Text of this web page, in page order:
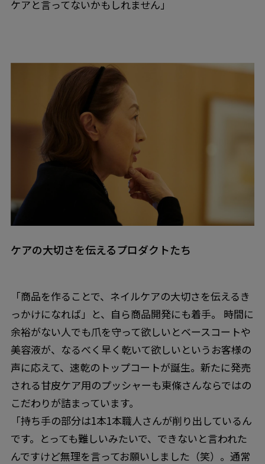
ケアと言ってないかもしれません」
ケアの大切さを伝えるプロダクトたち
「商品を作ることで、ネイルケアの大切さを伝えるき
っかけになれば」と、自ら商品開発にも着手。 時間に
余裕がない人でも爪を守って欲しいとベースコートや
美容液が、なるべく早く乾いて欲しいというお客様の
声に応えて、速乾のトップコートが誕生。新たに発売
される甘皮ケア用のプッシャーも東條さんならではの
こだわりが詰まっています。
「持ち手の部分は1本1本職人さんが削り出しているん
です。とっても難しいみたいで、できないと言われた
んですけど無理を言ってお願いしました（笑）。通常